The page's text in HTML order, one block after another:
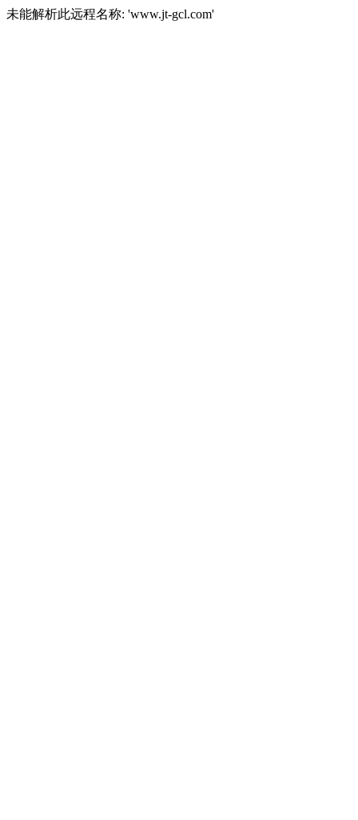
未能解析此远程名称: 'www.jt-gcl.com'